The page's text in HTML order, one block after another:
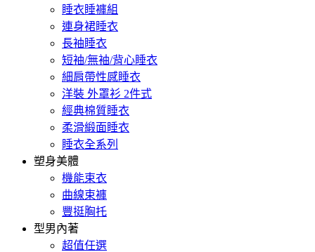
睡衣睡褲組
連身裙睡衣
長袖睡衣
短袖/無袖/背心睡衣
細肩帶性感睡衣
洋裝 外罩衫 2件式
經典棉質睡衣
柔滑緞面睡衣
睡衣全系列
塑身美體
機能束衣
曲線束褲
豐挺胸托
型男內著
超值任選